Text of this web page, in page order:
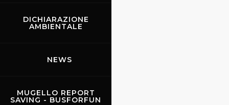
DICHIARAZIONE
AMBIENTALE
NEWS
MUGELLO REPORT
SAVING - BUSFORFUN